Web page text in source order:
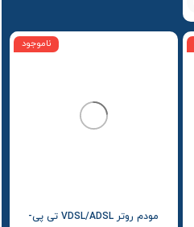
ناموجود
مودم روتر VDSL/ADSL تی پی-